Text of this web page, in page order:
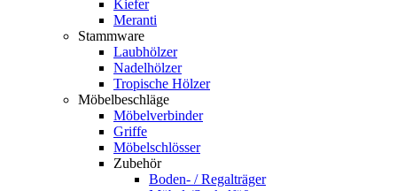
Kiefer
Meranti
Stammware
Laubhölzer
Nadelhölzer
Tropische Hölzer
Möbelbeschläge
Möbelverbinder
Griffe
Möbelschlösser
Zubehör
Boden- / Regalträger